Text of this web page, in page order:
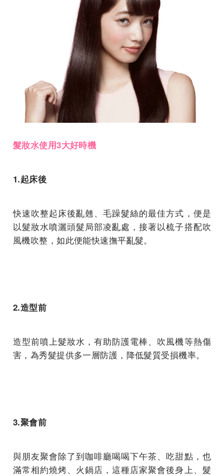
髮妝水使用3大好時機
1.起床後
快速吹整起床後亂翹、毛躁髮絲的最佳方式，便是
以髮妝水噴灑頭髮局部凌亂處，接著以梳子搭配吹
風機吹整，如此便能快速撫平亂髮。
2.造型前
造型前噴上髮妝水，有助防護電棒、吹風機等熱傷
害，為秀髮提供多一層防護，降低髮質受損機率。
3.聚會前
與朋友聚會除了到咖啡廳喝喝下午茶、吃甜點，也
滿常相約燒烤、火鍋店，這種店家聚會後身上、髮